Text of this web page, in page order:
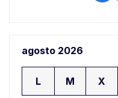
agosto 2026
L M X